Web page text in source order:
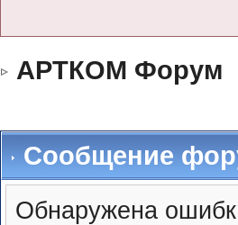
АРТКОМ Форум
Сообщение
Обнаружена